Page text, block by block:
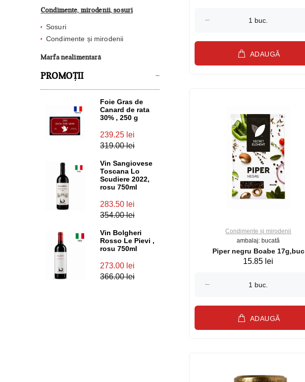
Condimente, mirodenii, sosuri
Sosuri
Condimente și mirodenii
Marfa nealimentară
PROMOȚII
Foie Gras de
Canard de rata
30% , 250 g
239.25 lei
319.00 lei
Vin Sangiovese
Toscana Lo
Scudiere 2022,
rosu 750ml
283.50 lei
354.00 lei
Vin Bolgheri
Rosso Le Pievi ,
rosu 750ml
273.00 lei
366.00 lei
ADAUGĂ
Condimente și mirodenii
ambalaj: bucată
Piper negru Boabe 17g,buc
15.85 lei
ADAUGĂ